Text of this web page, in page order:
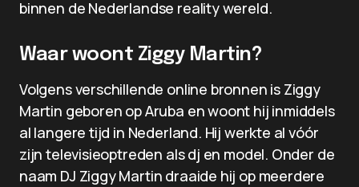
binnen de Nederlandse reality wereld.
Waar woont Ziggy Martin?
Volgens verschillende online bronnen is Ziggy
Martin geboren op Aruba en woont hij inmiddels
al langere tijd in Nederland. Hij werkte al vóór
zijn televisieoptreden als dj en model. Onder de
naam DJ Ziggy Martin draaide hij op meerdere